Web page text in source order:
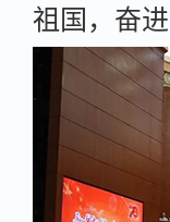
祖国，奋